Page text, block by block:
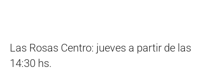
Las Rosas Centro: jueves a partir de las
14:30 hs.